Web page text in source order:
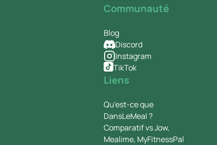
Communauté
Blog
Discord
Instagram
TikTok
Liens
Qu'est-ce que
DansLeMeal ?
Comparatif vs Jow,
Mealime, MyFitnessPal